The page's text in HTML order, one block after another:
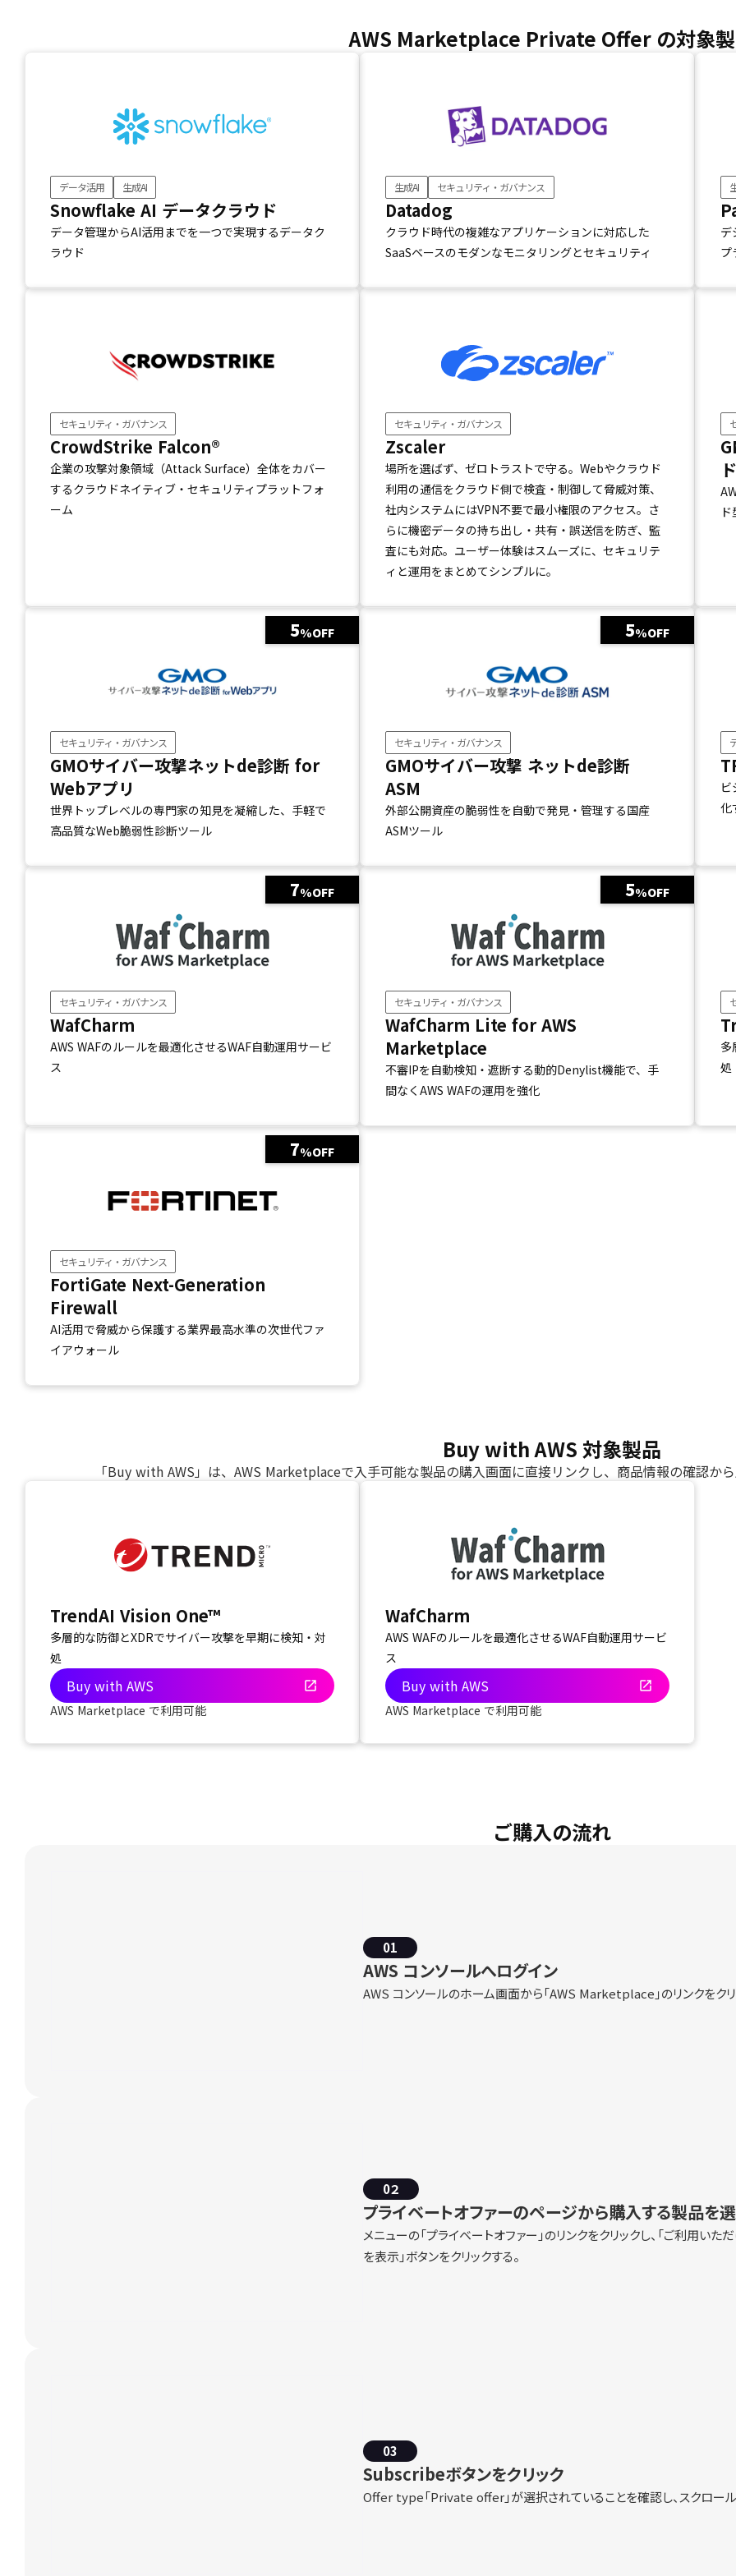
AWS Marketplace Private Offer の対象
データ活用 生成AI
Snowflake AI データクラウド
データ管理からAI活用までを一つで実現するデータク
ラウド
生成AI セキュリティ・ガバナンス
Datadog
クラウド時代の複雑なアプリケーションに対応した
SaaSベースのモダンなモニタリングとセキュリティ
デ
プ
セキュリティ・ガバナンス
CrowdStrike Falcon®
企業の攻撃対象領域（Attack Surface）全体をカバー
するクラウドネイティブ・セキュリティプラットフォ
ーム
セキュリティ・ガバナンス
Zscaler
場所を選ばず、ゼロトラストで守る。Webやクラウド
利用の通信をクラウド側で検査・制御して脅威対策、
社内システムにはVPN不要で最小権限のアクセス。さ
らに機密データの持ち出し・共有・誤送信を防ぎ、監
査にも対応。ユーザー体験はスムーズに、セキュリテ
ィと運用をまとめてシンプルに。
ド
セキュリティ・ガバナンス
GMOサイバー攻撃ネットde診断 for
Webアプリ
世界トップレベルの専門家の知見を凝縮した、手軽で
高品質なWeb脆弱性診断ツール
5%OFF
セキュリティ・ガバナンス
GMOサイバー攻撃 ネットde診断
ASM
外部公開資産の脆弱性を自動で発見・管理する国産
ASMツール
5%OFF
化
セキュリティ・ガバナンス
WafCharm
AWS WAFのルールを最適化させるWAF自動運用サービ
ス
7%OFF
セキュリティ・ガバナンス
WafCharm Lite for AWS
Marketplace
不審IPを自動検知・遮断する動的Denylist機能で、手
間なくAWS WAFの運用を強化
5%OFF
多
処
セキュリティ・ガバナンス
FortiGate Next-Generation
Firewall
AI活用で脅威から保護する業界最高水準の次世代ファ
イアウォール
7%OFF
Buy with AWS 対象製品
「Buy with AWS」は、AWS Marketplaceで入手可能な製品の購入画面に直接リンクし、商品情報の確認か
TrendAI Vision One™
多層的な防御とXDRでサイバー攻撃を早期に検知・対
処
Buy with AWS open_in_new
AWS Marketplace で利用可能
WafCharm
AWS WAFのルールを最適化させるWAF自動運用サービ
ス
Buy with AWS open_in_new
AWS Marketplace で利用可能
ご購入の流れ
AWS コンソールへログイン
AWS コンソールのホーム画面から「AWS Marketplace」のリンクをクリ
01
プライベートオファーのページから購入する製品を
メニューの「プライベートオファー」のリンクをクリックし、「ご利用いた
を表示」ボタンをクリックする。
0２
Subscribeボタンをクリック
Offer type「Private offer」が選択されていることを確認し、スクロール
03